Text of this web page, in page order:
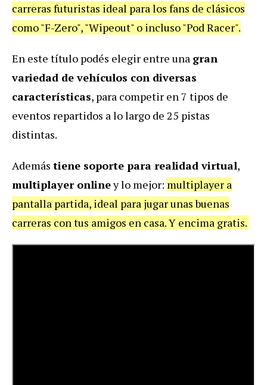
carreras futuristas ideal para los fans de clásicos
como "F-Zero", "Wipeout" o incluso "Pod Racer".
En este título podés elegir entre una gran
variedad de vehículos con diversas
características, para competir en 7 tipos de
eventos repartidos a lo largo de 25 pistas
distintas.
Además tiene soporte para realidad virtual,
multiplayer onliney lo mejor: multiplayer a
pantalla partida, ideal para jugar unas buenas
carreras con tus amigos en casa. Y encima gratis.